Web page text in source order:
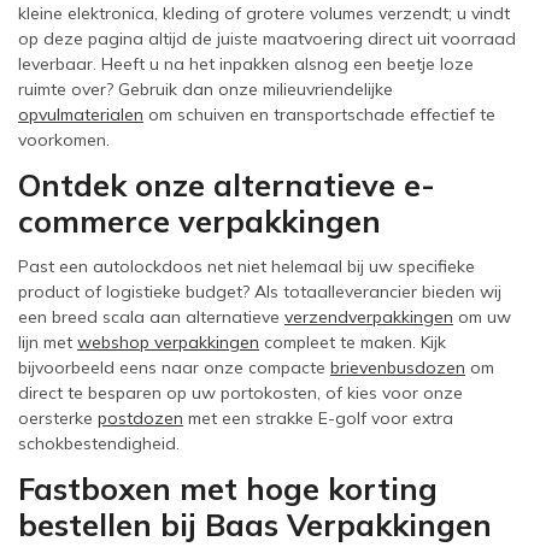
kleine elektronica, kleding of grotere volumes verzendt; u vindt
op deze pagina altijd de juiste maatvoering direct uit voorraad
leverbaar. Heeft u na het inpakken alsnog een beetje loze
ruimte over? Gebruik dan onze milieuvriendelijke
opvulmaterialen om schuiven en transportschade effectief te
voorkomen.
Ontdek onze alternatieve e-
commerce verpakkingen
Past een autolockdoos net niet helemaal bij uw specifieke
product of logistieke budget? Als totaalleverancier bieden wij
een breed scala aan alternatieve verzendverpakkingen om uw
lijn met webshop verpakkingen compleet te maken. Kijk
bijvoorbeeld eens naar onze compacte brievenbusdozen om
direct te besparen op uw portokosten, of kies voor onze
oersterke postdozen met een strakke E-golf voor extra
schokbestendigheid.
Fastboxen met hoge korting
bestellen bij Baas Verpakkingen